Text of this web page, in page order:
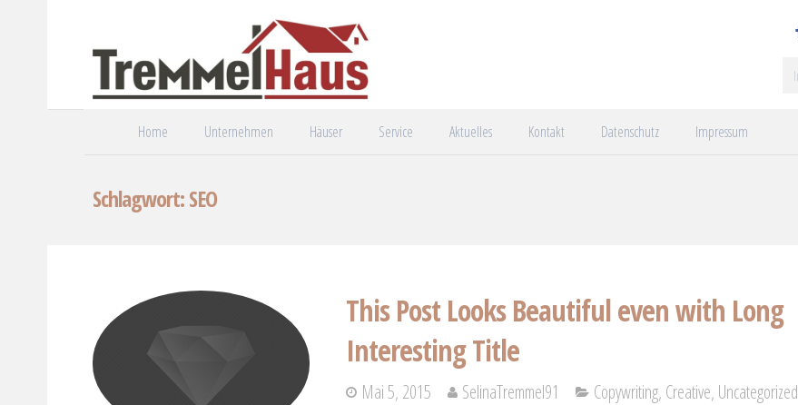
Home Unternehmen Häuser Service Aktuelles Kontakt Datenschutz Impressum
Schlagwort: SEO
This Post Looks Beautiful even with Long
Interesting Title
Mai 5, 2015 SelinaTremmel91 Copywriting, Creative, Uncategorized